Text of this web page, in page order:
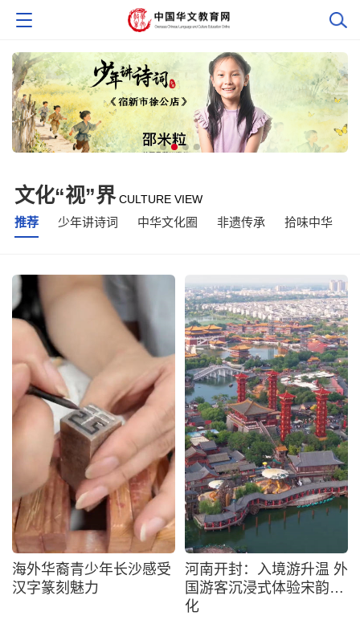
文化“视”界 CULTURE VIEW
推荐 少年讲诗词 中华文化圈 非遗传承 拾味中华
海外华裔青少年长沙感受
汉字篆刻魅力
河南开封：入境游升温 外
国游客沉浸式体验宋韵文
化